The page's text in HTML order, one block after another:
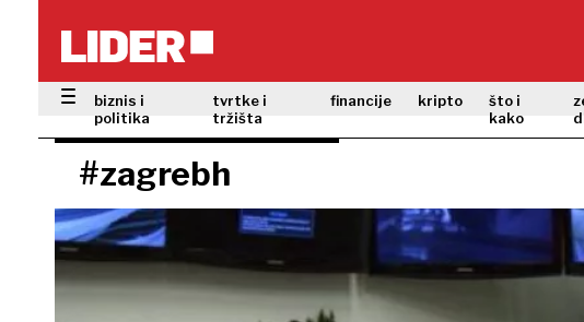
biznis i
politika
tvrtke i
tržišta
financije kripto
što i
kako
#zagrebh